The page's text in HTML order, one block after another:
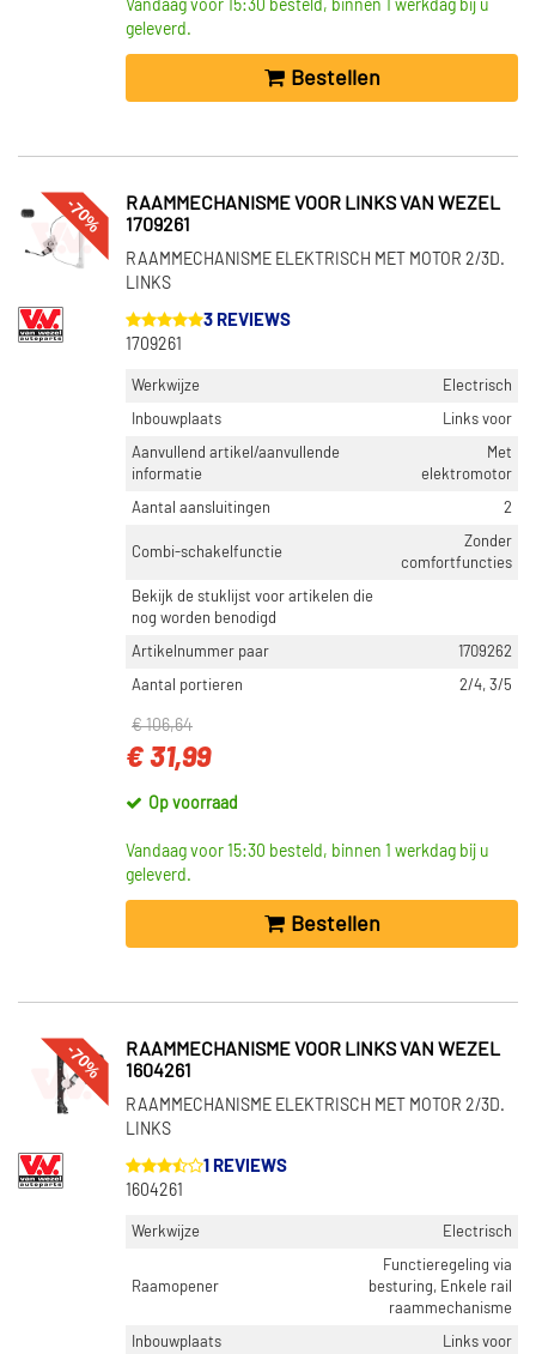
Vandaag voor 15:30 besteld, binnen 1 werkdag bij u
geleverd.
Bestellen
-70%
RAAMMECHANISME VOOR LINKS VAN WEZEL
1709261
RAAMMECHANISME ELEKTRISCH MET MOTOR 2/3D.
LINKS
3 REVIEWS
1709261
Werkwijze
Electrisch
Inbouwplaats
Links voor
Aanvullend artikel/aanvullende
informatie
Met
elektromotor
Aantal aansluitingen
2
Combi-schakelfunctie
Zonder
comfortfuncties
Bekijk de stuklijst voor artikelen die
nog worden benodigd
Artikelnummer paar
1709262
Aantal portieren
2/4, 3/5
€ 106,64
€ 31,99
Op voorraad
Vandaag voor 15:30 besteld, binnen 1 werkdag bij u
geleverd.
Bestellen
-70%
RAAMMECHANISME VOOR LINKS VAN WEZEL
1604261
RAAMMECHANISME ELEKTRISCH MET MOTOR 2/3D.
LINKS
1 REVIEWS
1604261
Werkwijze Electrisch
Raamopener
Functieregeling via
besturing, Enkele rail
raammechanisme
Inbouwplaats
Links voor